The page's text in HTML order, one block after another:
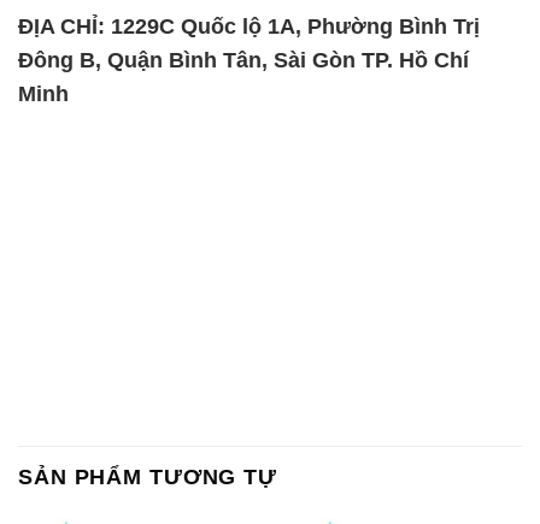
ĐỊA CHỈ: 1229C Quốc lộ 1A, Phường Bình Trị
Đông B, Quận Bình Tân, Sài Gòn TP. Hồ Chí
Minh
SẢN PHẨM TƯƠNG TỰ